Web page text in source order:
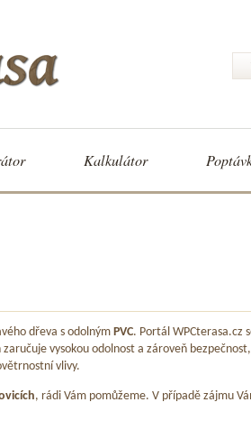
Kalkulátor
dřeva s odolným PVC. Portál WPCterasa.cz
zaručuje vysokou odolnost a zároveň
vlivy.
, rádi Vám pomůžeme. V případě zájmu